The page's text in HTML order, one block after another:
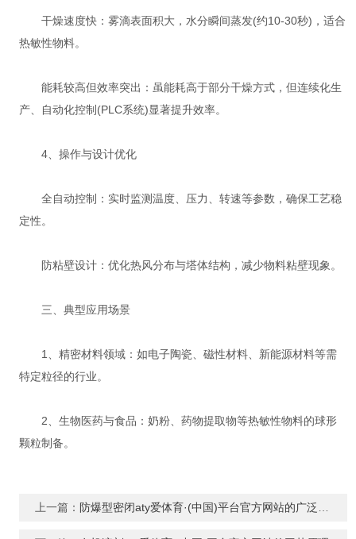
‌干燥速度快‌：雾滴表面积大，水分瞬间蒸发(约10-30秒)，适合
热敏性物料。
‌能耗较高但效率突出‌：虽能耗高于部分干燥方式，但连续化生
产、自动化控制(PLC系统)显著提升效率。
‌4、操作与设计优化‌
全自动控制：实时监测温度、压力、转速等参数，确保工艺稳
定性。
防粘壁设计：优化热风分布与塔体结构，减少物料粘壁现象。
三、典型应用场景
‌1、精密材料领域‌：如电子陶瓷、磁性材料、新能源材料等需
特定粒径的行业。
‌2、生物医药与食品‌：奶粉、药物提取物等热敏性物料的球形
颗粒制备。
上一篇： 防爆型密闭aty爱体育·(中国)平台官方网站的广泛应用